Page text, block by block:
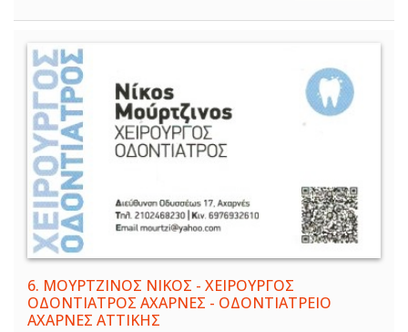
6. ΜΟΥΡΤΖΙΝΟΣ ΝΙΚΟΣ - ΧΕΙΡΟΥΡΓΟΣ
ΟΔΟΝΤΙΑΤΡΟΣ ΑΧΑΡΝΕΣ - ΟΔΟΝΤΙΑΤΡΕΙΟ
ΑΧΑΡΝΕΣ ΑΤΤΙΚΗΣ